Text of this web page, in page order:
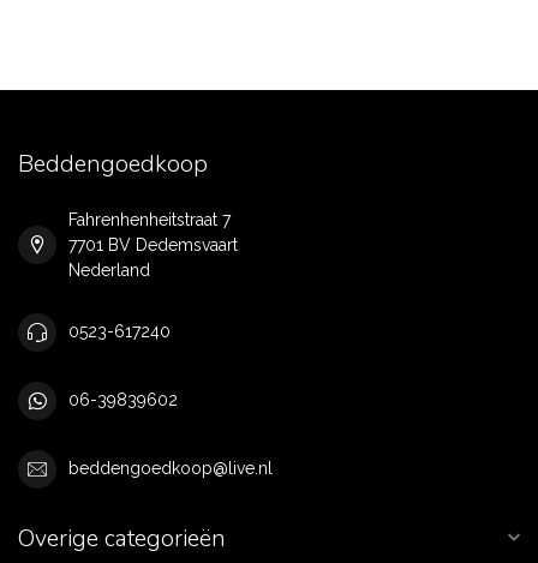
Beddengoedkoop
Fahrenhenheitstraat 7
7701 BV Dedemsvaart
Nederland
0523-617240
06-39839602
beddengoedkoop@live.nl
Overige categorieën